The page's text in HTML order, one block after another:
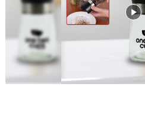
Wadah Kaca Transparan
Bodi kaca transparan memudahkan
yang tersisa sehingga waktu
dengan mudah. Material kaca tidak
maupun warna rempah sehingga
tampilannya juga memberikan